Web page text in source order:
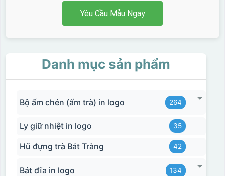
Yêu Cầu Mẫu Ngay
Danh mục sản phẩm
Bộ ấm chén (ấm trà) in logo 264
Ly giữ nhiệt in logo 35
Hũ đựng trà Bát Tràng 42
Bát đĩa in logo 134